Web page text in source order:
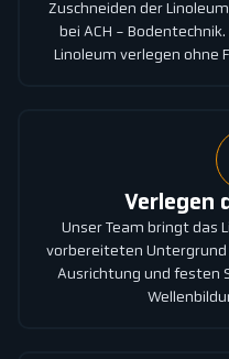
Zuschneiden der
bei ACH -
Linoleum verlegen ohne
Verlegen
Unser Team bringt das
vorbereiteten Untergrund
Ausrichtung und festen